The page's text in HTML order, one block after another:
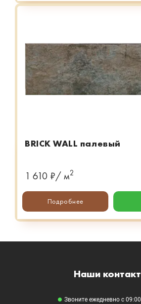
BRICK WALL палевый
1 610 ₽/ м2
Подробнее
Наши
Звоните ежедневно с